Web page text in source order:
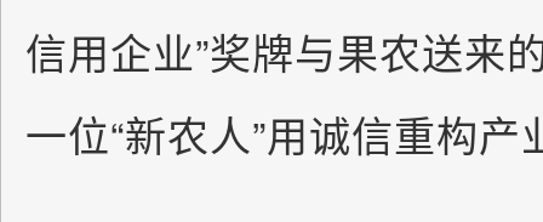
信用企业”奖牌与果农送来
一位“新农人”用诚信重构